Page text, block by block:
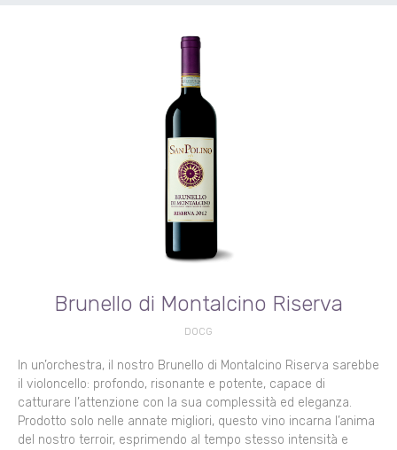
Brunello di Montalcino Riserva
DOCG
In un’orchestra, il nostro Brunello di Montalcino Riserva sarebbe
il violoncello: profondo, risonante e potente, capace di
catturare l’attenzione con la sua complessità ed eleganza.
Prodotto solo nelle annate migliori, questo vino incarna l’anima
del nostro terroir, esprimendo al tempo stesso intensità e